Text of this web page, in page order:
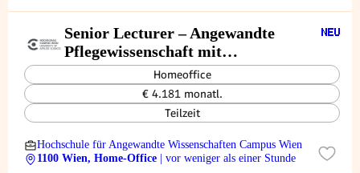
Senior Lecturer – Angewandte
Pflegewissenschaft mit
Schwerpunkt Forschungscoaching
Homeoffice
€ 4.181 monatl.
Teilzeit
Hochschule für Angewandte Wissenschaften Campus Wien
1100 Wien, Home-Office
| vor weniger als einer Stunde